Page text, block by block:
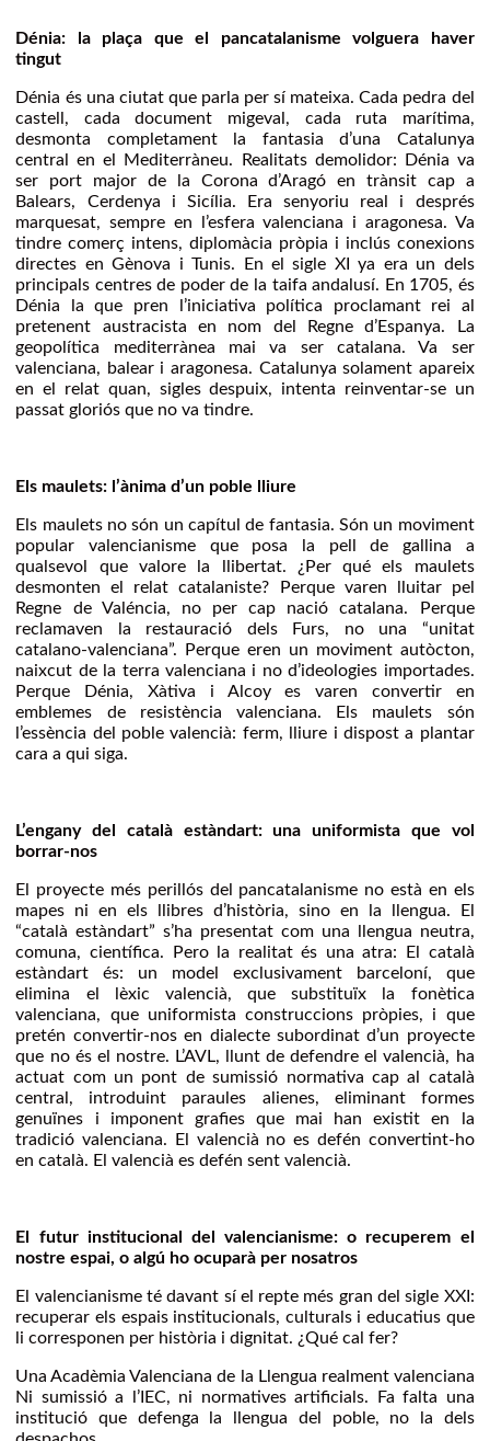
Dénia: la plaça que el pancatalanisme volguera haver
tingut
Dénia és una ciutat que parla per sí mateixa. Cada pedra del
castell, cada document migeval, cada ruta marítima,
desmonta completament la fantasia d’una Catalunya
central en el Mediterràneu. Realitats demolidor: Dénia va
ser port major de la Corona d’Aragó en trànsit cap a
Balears, Cerdenya i Sicília. Era senyoriu real i després
marquesat, sempre en l’esfera valenciana i aragonesa. Va
tindre comerç intens, diplomàcia pròpia i inclús conexions
directes en Gènova i Tunis. En el sigle XI ya era un dels
principals centres de poder de la taifa andalusí. En 1705, és
Dénia la que pren l’iniciativa política proclamant rei al
pretenent austracista en nom del Regne d’Espanya. La
geopolítica mediterrànea mai va ser catalana. Va ser
valenciana, balear i aragonesa. Catalunya solament apareix
en el relat quan, sigles despuix, intenta reinventar-se un
passat gloriós que no va tindre.
Els maulets: l’ànima d’un poble lliure
Els maulets no són un capítul de fantasia. Són un moviment
popular valencianisme que posa la pell de gallina a
qualsevol que valore la llibertat. ¿Per qué els maulets
desmonten el relat catalaniste? Perque varen lluitar pel
Regne de Valéncia, no per cap nació catalana. Perque
reclamaven la restauració dels Furs, no una “unitat
catalano-valenciana”. Perque eren un moviment autòcton,
naixcut de la terra valenciana i no d’ideologies importades.
Perque Dénia, Xàtiva i Alcoy es varen convertir en
emblemes de resistència valenciana. Els maulets són
l’essència del poble valencià: ferm, lliure i dispost a plantar
cara a qui siga.
L’engany del català estàndart: una uniformista que vol
borrar-nos
El proyecte més perillós del pancatalanisme no està en els
mapes ni en els llibres d’història, sino en la llengua. El
“català estàndart” s’ha presentat com una llengua neutra,
comuna, científica. Pero la realitat és una atra: El català
estàndart és: un model exclusivament barceloní, que
elimina el lèxic valencià, que substituïx la fonètica
valenciana, que uniformista construccions pròpies, i que
pretén convertir-nos en dialecte subordinat d’un proyecte
que no és el nostre. L’AVL, llunt de defendre el valencià, ha
actuat com un pont de sumissió normativa cap al català
central, introduint paraules alienes, eliminant formes
genuïnes i imponent grafies que mai han existit en la
tradició valenciana. El valencià no es defén convertint-ho
en català. El valencià es defén sent valencià.
El futur institucional del valencianisme: o recuperem el
nostre espai, o algú ho ocuparà per nosatros
El valencianisme té davant sí el repte més gran del sigle XXI:
recuperar els espais institucionals, culturals i educatius que
li corresponen per història i dignitat. ¿Qué cal fer?
Una Acadèmia Valenciana de la Llengua realment valenciana
Ni sumissió a l’IEC, ni normatives artificials. Fa falta una
institució que defenga la llengua del poble, no la dels